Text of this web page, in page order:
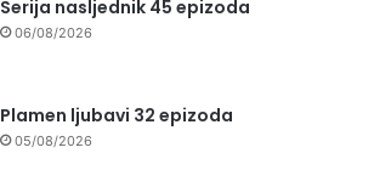
Serija nasljednik 45 epizoda
06/08/2026
Plamen ljubavi 32 epizoda
05/08/2026